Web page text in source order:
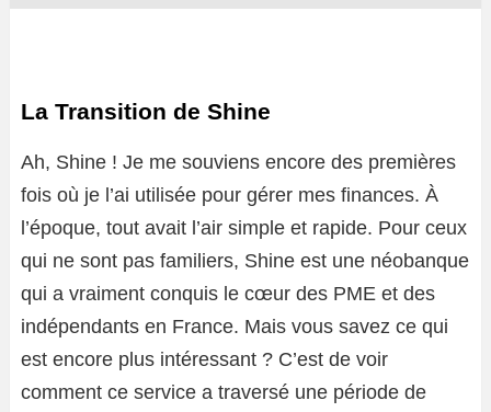
La Transition de Shine
Ah, Shine ! Je me souviens encore des premières
fois où je l’ai utilisée pour gérer mes finances. À
l’époque, tout avait l’air simple et rapide. Pour ceux
qui ne sont pas familiers, Shine est une néobanque
qui a vraiment conquis le cœur des PME et des
indépendants en France. Mais vous savez ce qui
est encore plus intéressant ? C’est de voir
comment ce service a traversé une période de